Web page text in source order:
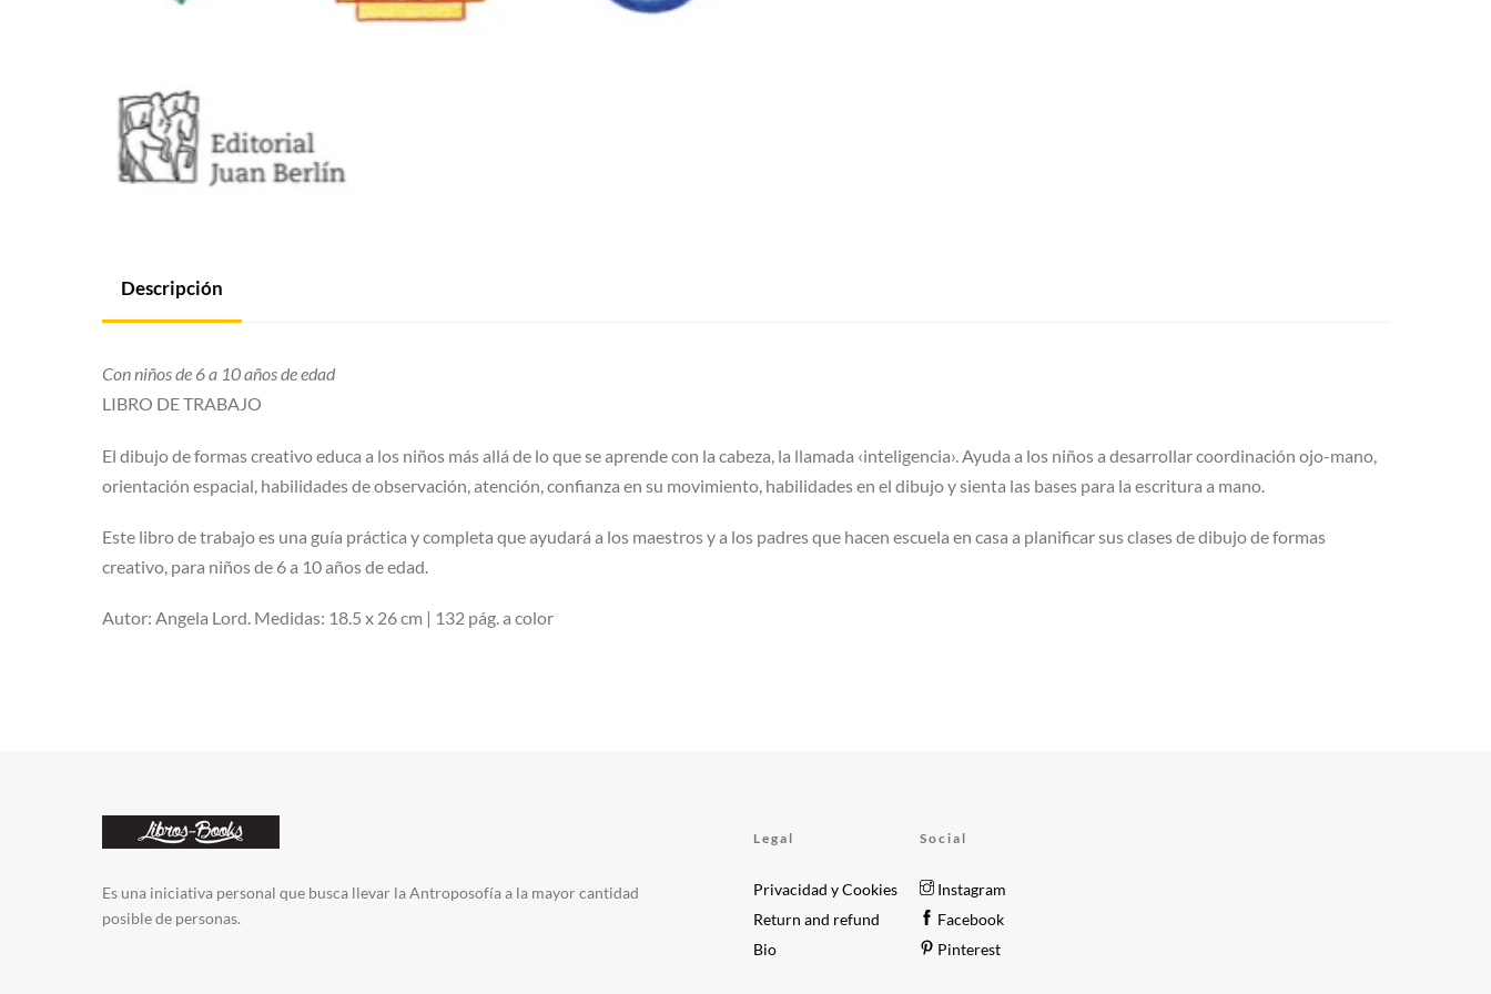
Descripción
Con niños de 6 a 10 años de edad
LIBRO DE TRABAJO
El dibujo de formas creativo educa a los niños más allá de lo que se aprende con la cabeza, la llamada ‹inteligencia›. Ayuda a los niños a desarrollar coordinación ojo-mano,
orientación espacial, habilidades de observación, atención, confianza en su movimiento, habilidades en el dibujo y sienta las bases para la escritura a mano.
Este libro de trabajo es una guía práctica y completa que ayudará a los maestros y a los padres que hacen escuela en casa a planificar sus clases de dibujo de formas
creativo, para niños de 6 a 10 años de edad.
Autor: Angela Lord. Medidas: 18.5 x 26 cm | 132 pág. a color
Es una iniciativa personal que busca llevar la Antroposofía a la mayor cantidad
posible de personas.
Legal
Privacidad y Cookies
Return and refund
Bio
Social
Instagram
Facebook
Pinterest